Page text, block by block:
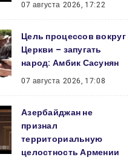
07 августа 2026, 17:22
Цель процессов вокруг
Церкви – запугать
народ: Амбик Сасунян
07 августа 2026, 17:08
Азербайджан не
признал
территориальную
целостность Армении